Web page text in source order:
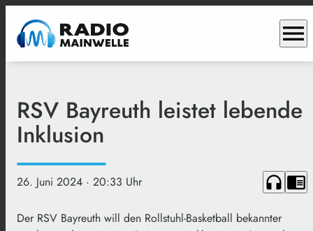
menu
RSV Bayreuth leistet lebende
Inklusion
26. Juni 2024 · 20:33 Uhr headphones chrome_reader_mode
Der RSV Bayreuth will den Rollstuhl-Basketball bekannter